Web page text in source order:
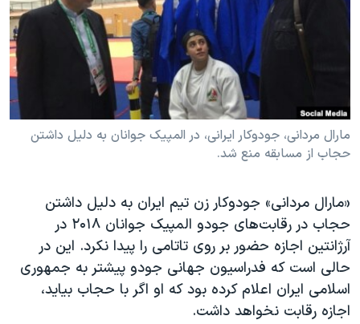
فرهنگ و زندگی
اسرائیل در جنگ
گالری عکس
مستندها
انتخابات ریاست جمهوری آمریکا ۲۰۲۴
حمله جمهوری اسلامی به اسرائیل
ورزش زنان در ایران
اعتراضات زن، زندگی، آزادی
تریبونال مردمی آبان ۹۸
دادگاه حمید نوری
چهل سال گروگان‌گیری
قانون شفافیت دارائی کادر رهبری ایران
زبانهای مختلف
مارال مردانی، جودوکار ایرانی، در المپیک جوانان به دلیل داشتن
حجاب از مسابقه منع شد.
«مارال مردانی» جودوکار زن تیم ایران به دلیل داشتن
حجاب در رقابت‌های جودو المپیک جوانان ۲۰۱۸ در
آرژانتین اجازه حضور بر روی تاتامی را پیدا نکرد. این در
حالی است که فدراسیون جهانی جودو پیشتر به جمهوری
اسلامی ایران اعلام کرده بود که او اگر با حجاب بیاید،
اجازه رقابت نخواهد داشت.